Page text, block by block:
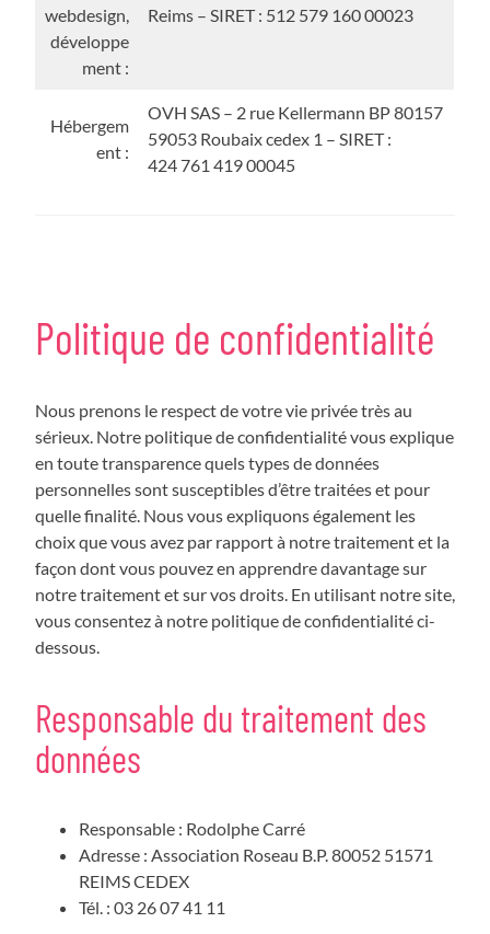
webdesign,
développe
ment :
Reims – SIRET : 512 579 160 00023
Hébergem
ent :
OVH SAS – 2 rue Kellermann BP 80157
59053 Roubaix cedex 1 – SIRET :
424 761 419 00045
Politique de confidentialité
Nous prenons le respect de votre vie privée très au
sérieux. Notre politique de confidentialité vous explique
en toute transparence quels types de données
personnelles sont susceptibles d’être traitées et pour
quelle finalité. Nous vous expliquons également les
choix que vous avez par rapport à notre traitement et la
façon dont vous pouvez en apprendre davantage sur
notre traitement et sur vos droits. En utilisant notre site,
vous consentez à notre politique de confidentialité ci-
dessous.
Responsable du traitement des
données
Responsable : Rodolphe Carré
Adresse : Association Roseau B.P. 80052 51571
REIMS CEDEX
Tél. : 03 26 07 41 11